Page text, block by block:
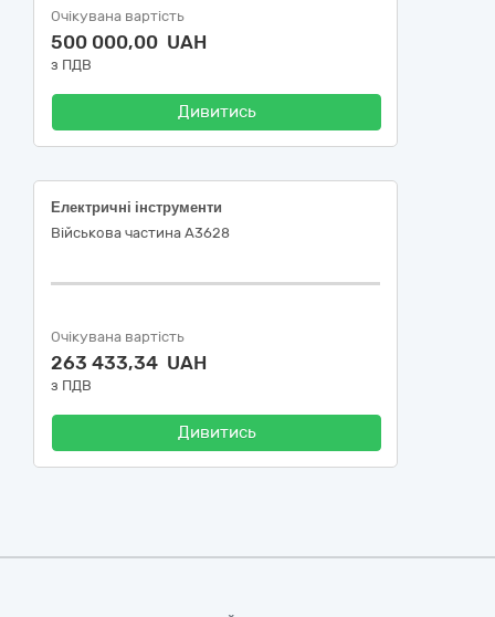
Очікувана вартість
500 000,00 UAH
з ПДВ
Дивитись
Електричні інструменти
Військова частина А3628
Очікувана вартість
263 433,34 UAH
з ПДВ
Дивитись